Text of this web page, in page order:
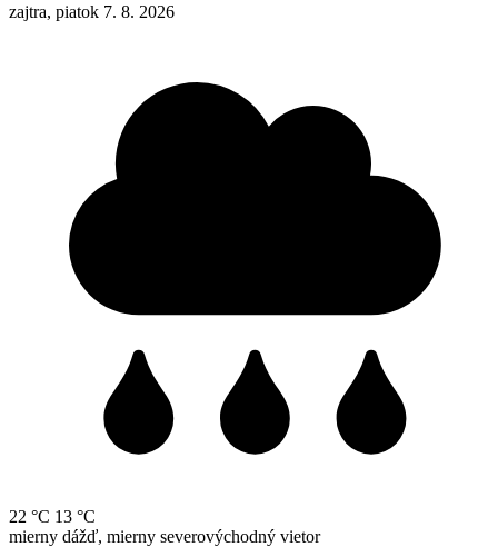
zajtra, piatok 7. 8. 2026
22 °C 13 °C
mierny dážď, mierny severovýchodný vietor